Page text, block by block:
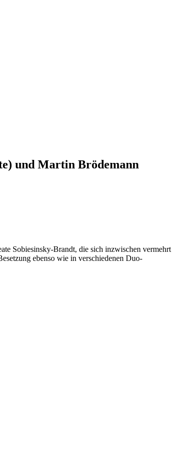
und Martin Brödemann
Sobiesinsky-Brandt, die sich inzwischen vermehrt
ebenso wie in verschiedenen Duo-